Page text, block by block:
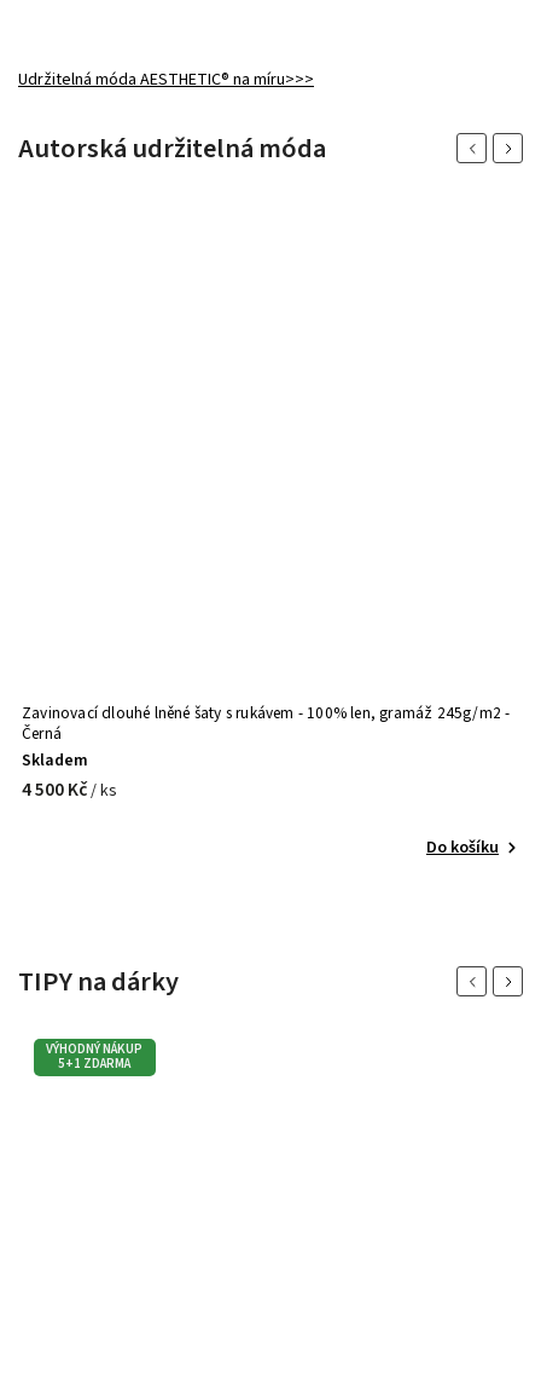
Udržitelná móda AESTHETIC® na míru>>>
Autorská udržitelná móda Previous
Zavinovací dlouhé lněné šaty s rukávem - 100% len, gramáž 245g/m2 -
Černá
Skladem
4 500 Kč/ ks
Do košíku
Next
TIPY na dárky Previous
VÝHODNÝ NÁKUP
5+1 ZDARMA
Next